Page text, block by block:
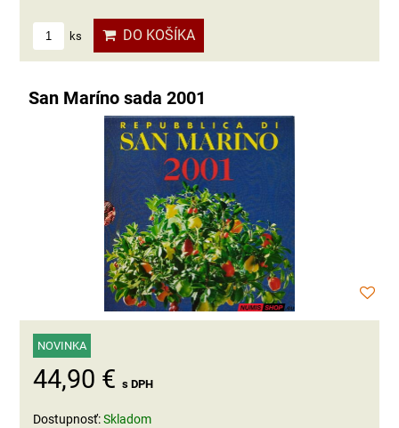
ks DO KOŠÍKA
San Maríno sada 2001
NOVINKA
44,90 € s DPH
Dostupnosť:Skladom